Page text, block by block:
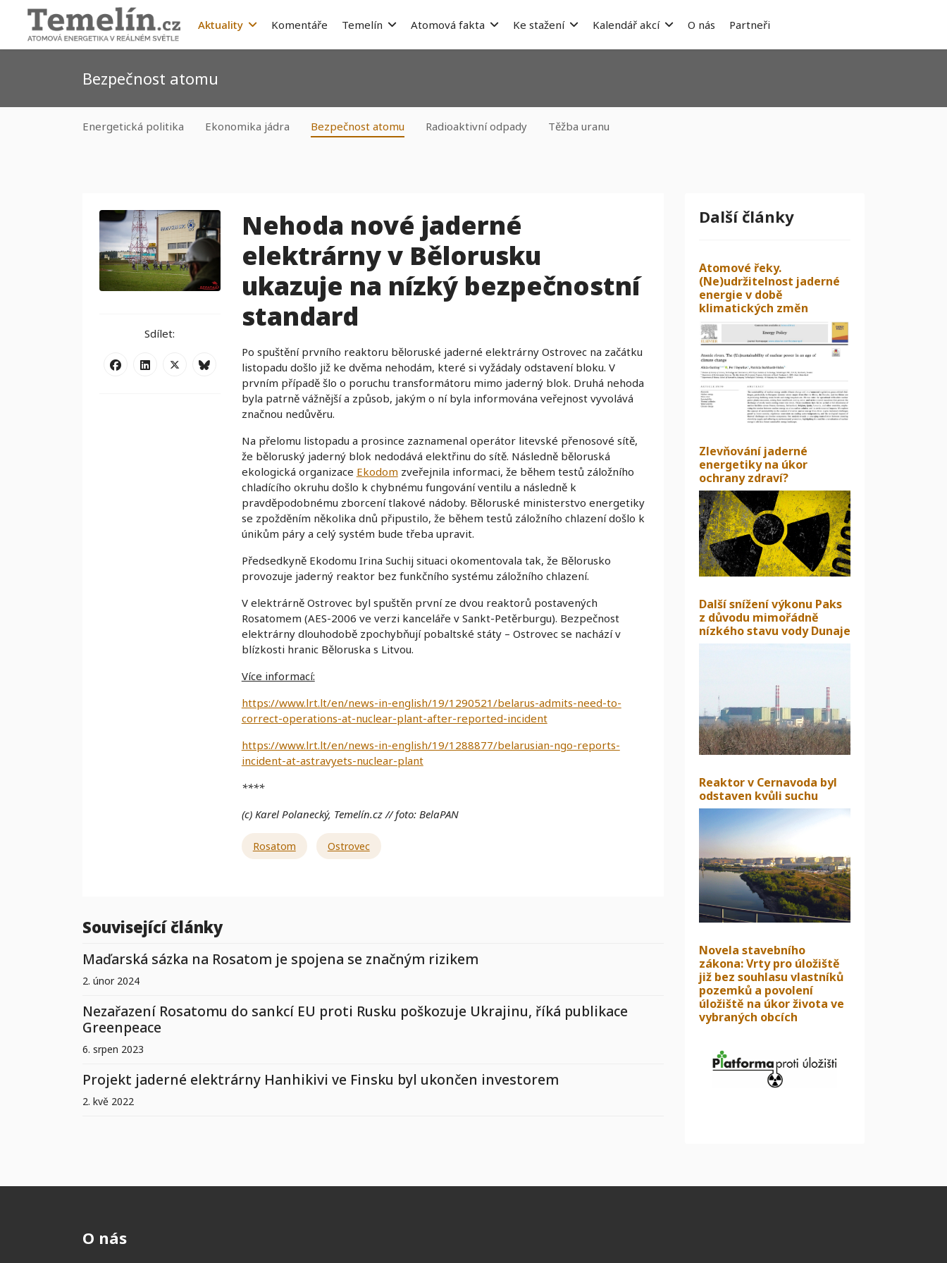
Aktuality Komentáře Temelín Atomová fakta Ke stažení Kalendář akcí O nás Partneři
Bezpečnost atomu
Energetická politika Ekonomika jádra Bezpečnost atomu Radioaktivní odpady Těžba uranu
Sdílet:
Nehoda nové jaderné
elektrárny v Bělorusku
ukazuje na nízký bezpečnostní
standard
Po spuštění prvního reaktoru běloruské jaderné elektrárny Ostrovec na začátku
listopadu došlo již ke dvěma nehodám, které si vyžádaly odstavení bloku. V
prvním případě šlo o poruchu transformátoru mimo jaderný blok. Druhá nehoda
byla patrně vážnější a způsob, jakým o ní byla informována veřejnost vyvolává
značnou nedůvěru.
Na přelomu listopadu a prosince zaznamenal operátor litevské přenosové sítě,
že běloruský jaderný blok nedodává elektřinu do sítě. Následně běloruská
ekologická organizace Ekodom zveřejnila informaci, že během testů záložního
chladícího okruhu došlo k chybnému fungování ventilu a následně k
pravděpodobnému zborcení tlakové nádoby. Běloruské ministerstvo energetiky
se zpožděním několika dnů připustilo, že během testů záložního chlazení došlo k
únikům páry a celý systém bude třeba upravit.
Předsedkyně Ekodomu Irina Suchij situaci okomentovala tak, že Bělorusko
provozuje jaderný reaktor bez funkčního systému záložního chlazení.
V elektrárně Ostrovec byl spuštěn první ze dvou reaktorů postavených
Rosatomem (AES-2006 ve verzi kanceláře v Sankt-Petěrburgu). Bezpečnost
elektrárny dlouhodobě zpochybňují pobaltské státy – Ostrovec se nachází v
blízkosti hranic Běloruska s Litvou.
Více informací:
https://www.lrt.lt/en/news-in-english/19/1290521/belarus-admits-need-to-
correct-operations-at-nuclear-plant-after-reported-incident
https://www.lrt.lt/en/news-in-english/19/1288877/belarusian-ngo-reports-
incident-at-astravyets-nuclear-plant
****
(c) Karel Polanecký, Temelín.cz // foto: BelaPAN
Rosatom Ostrovec
Související články
Maďarská sázka na Rosatom je spojena se značným rizikem
2. únor 2024
Nezařazení Rosatomu do sankcí EU proti Rusku poškozuje Ukrajinu, říká publikace
Greenpeace
6. srpen 2023
Projekt jaderné elektrárny Hanhikivi ve Finsku byl ukončen investorem
2. kvě 2022
Další články
Atomové řeky.
(Ne)udržitelnost jaderné
energie v době
klimatických změn
Zlevňování jaderné
energetiky na úkor
ochrany zdraví?
Další snížení výkonu Paks
z důvodu mimořádně
nízkého stavu vody Dunaje
Reaktor v Cernavoda byl
odstaven kvůli suchu
Novela stavebního
zákona: Vrty pro úložiště
již bez souhlasu vlastníků
pozemků a povolení
úložiště na úkor života ve
vybraných obcích
O nás